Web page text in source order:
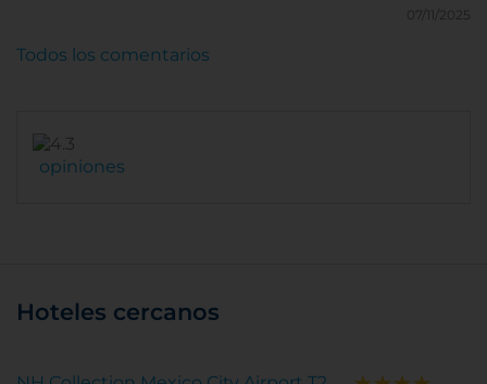
07/11/2025
opiniones
Todos los comentarios
Hoteles cercanos